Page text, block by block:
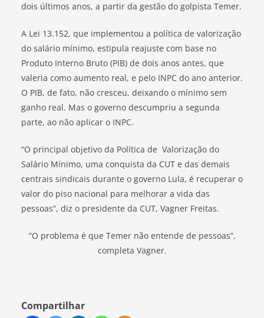
dois últimos anos, a partir da gestão do golpista Temer.
A Lei 13.152, que implementou a política de valorização
do salário mínimo, estipula reajuste com base no
Produto Interno Bruto (PIB) de dois anos antes, que
valeria como aumento real, e pelo INPC do ano anterior.
O PIB, de fato, não cresceu, deixando o mínimo sem
ganho real. Mas o governo descumpriu a segunda
parte, ao não aplicar o INPC.
“O principal objetivo da Política de Valorização do
Salário Mínimo, uma conquista da CUT e das demais
centrais sindicais durante o governo Lula, é recuperar o
valor do piso nacional para melhorar a vida das
pessoas”, diz o presidente da CUT, Vagner Freitas.
“O problema é que Temer não entende de pessoas”,
completa Vagner.
Compartilhar